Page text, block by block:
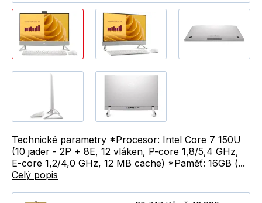
Technické parametry *Procesor: Intel Core 7 150U
(10 jader - 2P + 8E, 12 vláken, P-core 1,8/5,4 GHz,
E-core 1,2/4,0 GHz, 12 MB cache) *Paměť: 16GB (...
Celý popis